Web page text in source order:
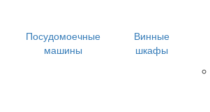
Посудомоечные
машины
Винные
шкафы